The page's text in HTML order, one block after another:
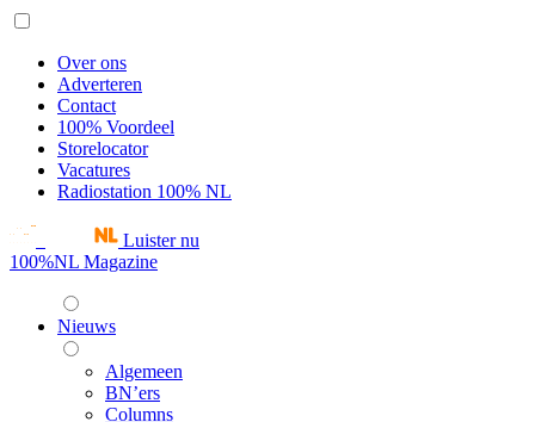
Over ons
Adverteren
Contact
100% Voordeel
Storelocator
Vacatures
Radiostation 100% NL
Luister nu
100%NL Magazine
Nieuws
Algemeen
BN’ers
Columns